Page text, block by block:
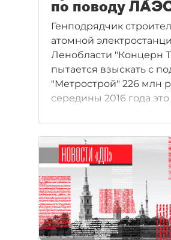
по поводу
Генподрядчик
атомной
Ленобласти "Концерн
пытается взыскать с
"Метрострой" 226 млн
середины 2016 года
никак не могут
оценке выполненных
работ.